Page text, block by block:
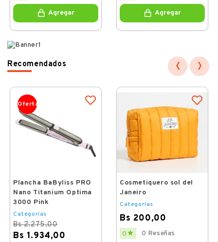
Agregar Agregar
Recomendados
Oferta
Plancha BaByliss PRO
Nano Titanium Optima
3000 Pink
Categorías
Bs 2.275,00
Bs 1.934,00
Cosmetiquero sol del
Janeiro
Categorías
Bs 200,00
Price
0  0 Reseñas
‹ ›